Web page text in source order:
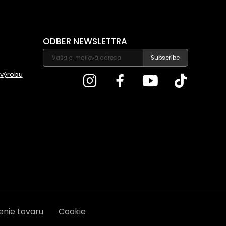
ODBER NEWSLETTRA
Subscribe
tovaru Cookie